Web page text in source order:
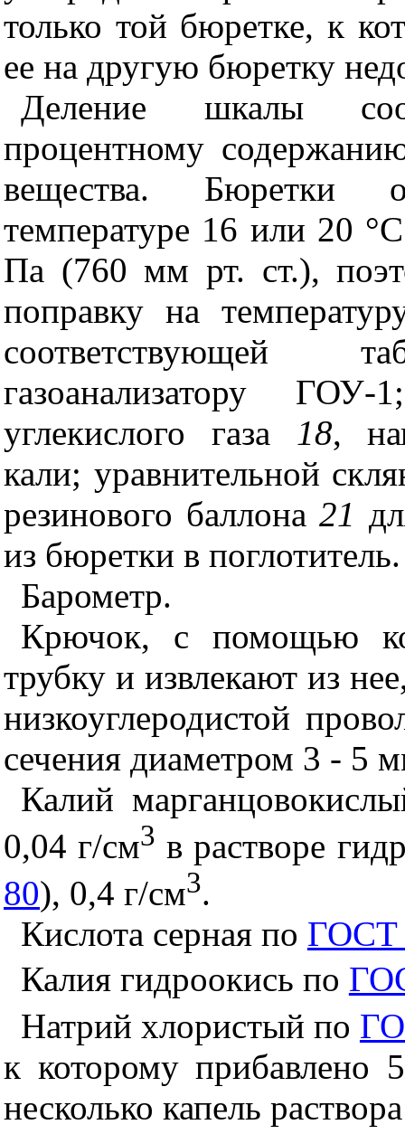
только той бюретке, к
ее на другую бюретку
Деление шкалы
процентному
вещества. Бюретки
температуре 16 или 20
Па (760 мм рт. ст.),
поправку на
соответствующей
газоанализатору
углекислого газа 18,
кали; уравнительной
резинового баллона 21
из бюретки в поглотитель.
Барометр.
Крючок, с помощью
трубку и извлекают из
низкоуглеродистой
сечения диаметром 3 - 5
Калий
0,04 г/см3 в растворе
80), 0,4 г/см3.
Кислота серная по ГОСТ
Калия гидроокись по
Натрий хлористый по
к которому прибавлено
несколько капель